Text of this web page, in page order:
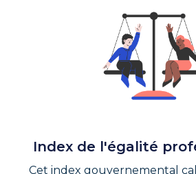
Index de l'égalité
Cet index gouvernemental